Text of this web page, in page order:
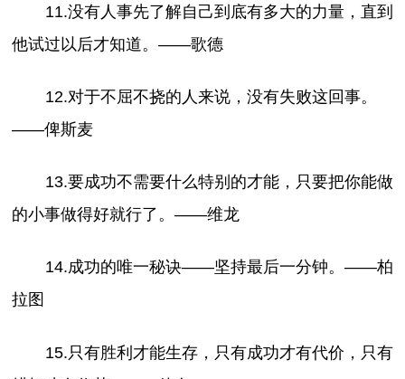
11.没有人事先了解自己到底有多大的力量，直到
他试过以后才知道。——歌德
12.对于不屈不挠的人来说，没有失败这回事。
——俾斯麦
13.要成功不需要什么特别的才能，只要把你能做
的小事做得好就行了。——维龙
14.成功的唯一秘诀——坚持最后一分钟。——柏
拉图
15.只有胜利才能生存，只有成功才有代价，只有